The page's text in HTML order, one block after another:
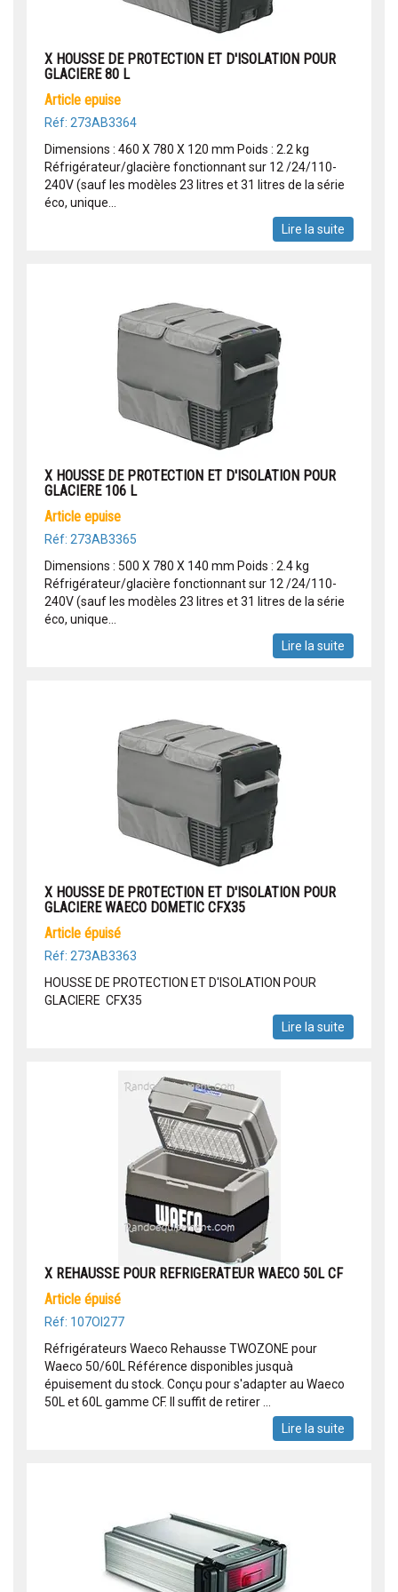
X HOUSSE DE PROTECTION ET D'ISOLATION POUR
GLACIERE 80 L
article epuise
Réf: 273AB3364
Dimensions : 460 X 780 X 120 mm Poids : 2.2 kg
Réfrigérateur/glacière fonctionnant sur 12 /24/110-
240V (sauf les modèles 23 litres et 31 litres de la série
éco, unique...
Lire la suite
X HOUSSE DE PROTECTION ET D'ISOLATION POUR
GLACIERE 106 L
article epuise
Réf: 273AB3365
Dimensions : 500 X 780 X 140 mm Poids : 2.4 kg
Réfrigérateur/glacière fonctionnant sur 12 /24/110-
240V (sauf les modèles 23 litres et 31 litres de la série
éco, unique...
Lire la suite
X HOUSSE DE PROTECTION ET D'ISOLATION POUR
GLACIERE WAECO DOMETIC CFX35
article épuisé
Réf: 273AB3363
HOUSSE DE PROTECTION ET D'ISOLATION POUR
GLACIERE CFX35
Lire la suite
X REHAUSSE POUR REFRIGERATEUR WAECO 50L CF
article épuisé
Réf: 107OI277
Réfrigérateurs Waeco Rehausse TWOZONE pour
Waeco 50/60L Référence disponibles jusquà
épuisement du stock. Conçu pour s'adapter au Waeco
50L et 60L gamme CF. Il suffit de retirer ...
Lire la suite